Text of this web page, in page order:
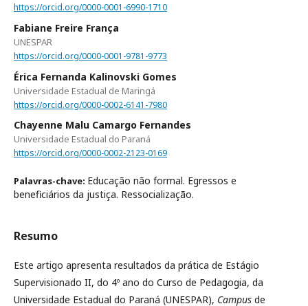
https://orcid.org/0000-0001-6990-1710
Fabiane Freire França
UNESPAR
https://orcid.org/0000-0001-9781-9773
Érica Fernanda Kalinovski Gomes
Universidade Estadual de Maringá
https://orcid.org/0000-0002-6141-7980
Chayenne Malu Camargo Fernandes
Universidade Estadual do Paraná
https://orcid.org/0000-0002-2123-0169
Palavras-chave: Educação não formal. Egressos e
beneficiários da justiça. Ressocialização.
Resumo
Este artigo apresenta resultados da prática de Estágio
Supervisionado II, do 4º ano do Curso de Pedagogia, da
Universidade Estadual do Paraná (UNESPAR), Campus de